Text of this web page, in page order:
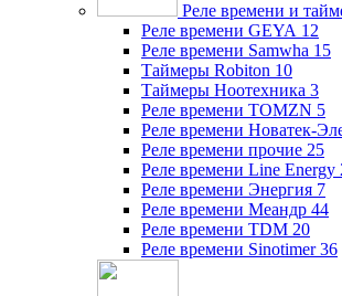
Реле времени и
Реле времени GEYA 12
Реле времени Samwha 15
Таймеры Robiton 10
Таймеры Ноотехника 3
Реле времени TOMZN 5
Реле времени Новатек-
Реле времени прочие 25
Реле времени Line Energy
Реле времени Энергия 7
Реле времени Меандр 44
Реле времени TDM 20
Реле времени Sinotimer 36